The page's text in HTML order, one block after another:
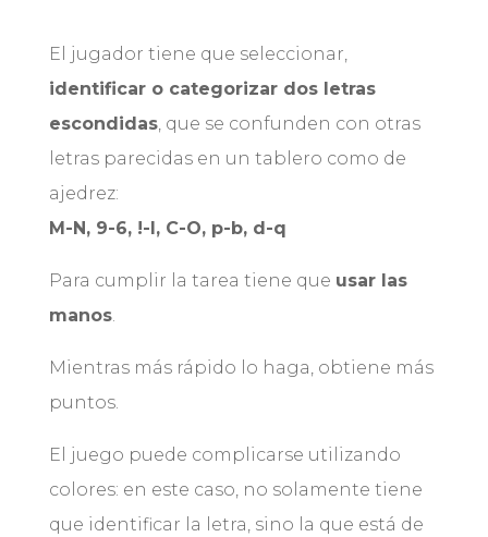
El jugador tiene que seleccionar,
identificar o categorizar dos letras
escondidas, que se confunden con otras
letras parecidas en un tablero como de
ajedrez:
M-N, 9-6, !-I, C-O, p-b, d-q
Para cumplir la tarea tiene que usar las
manos.
Mientras más rápido lo haga, obtiene más
puntos.
El juego puede complicarse utilizando
colores: en este caso, no solamente tiene
que identificar la letra, sino la que está de